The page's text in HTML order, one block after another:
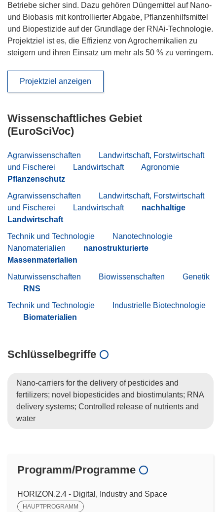
Betriebe sicher sind. Dazu gehören Düngemittel auf Nano-
und Biobasis mit kontrollierter Abgabe, Pflanzenhilfsmittel
und Biopestizide auf der Grundlage der RNAi-Technologie.
Projektziel ist es, die Effizienz von Agrochemikalien zu
steigern und ihren Einsatz um mehr als 50 % zu verringern.
Projektziel anzeigen
Wissenschaftliches Gebiet
(EuroSciVoc)
Agrarwissenschaften
Landwirtschaft, Forstwirtschaft
und Fischerei
Landwirtschaft
Agronomie
Pflanzenschutz
Agrarwissenschaften
Landwirtschaft, Forstwirtschaft
und Fischerei
Landwirtschaft
nachhaltige
Landwirtschaft
Technik und Technologie
Nanotechnologie
Nanomaterialien
nanostrukturierte
Massenmaterialien
Naturwissenschaften
Biowissenschaften
Genetik
RNS
Technik und Technologie
Industrielle Biotechnologie
Biomaterialien
Schlüsselbegriffe
Nano-carriers for the delivery of pesticides and
fertilizers; novel biopesticides and biostimulants; RNA
delivery systems; Controlled release of nutrients and
water
Programm/Programme
HORIZON.2.4 - Digital, Industry and Space
HAUPTPROGRAMM